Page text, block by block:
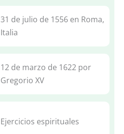
31 de julio de 1556 en Roma,
Italia
12 de marzo de 1622 por
Gregorio XV
Ejercicios espirituales